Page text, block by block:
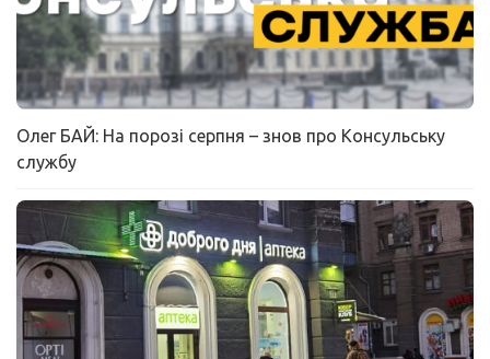
Олег БАЙ: На порозі серпня – знов про Консульську
службу